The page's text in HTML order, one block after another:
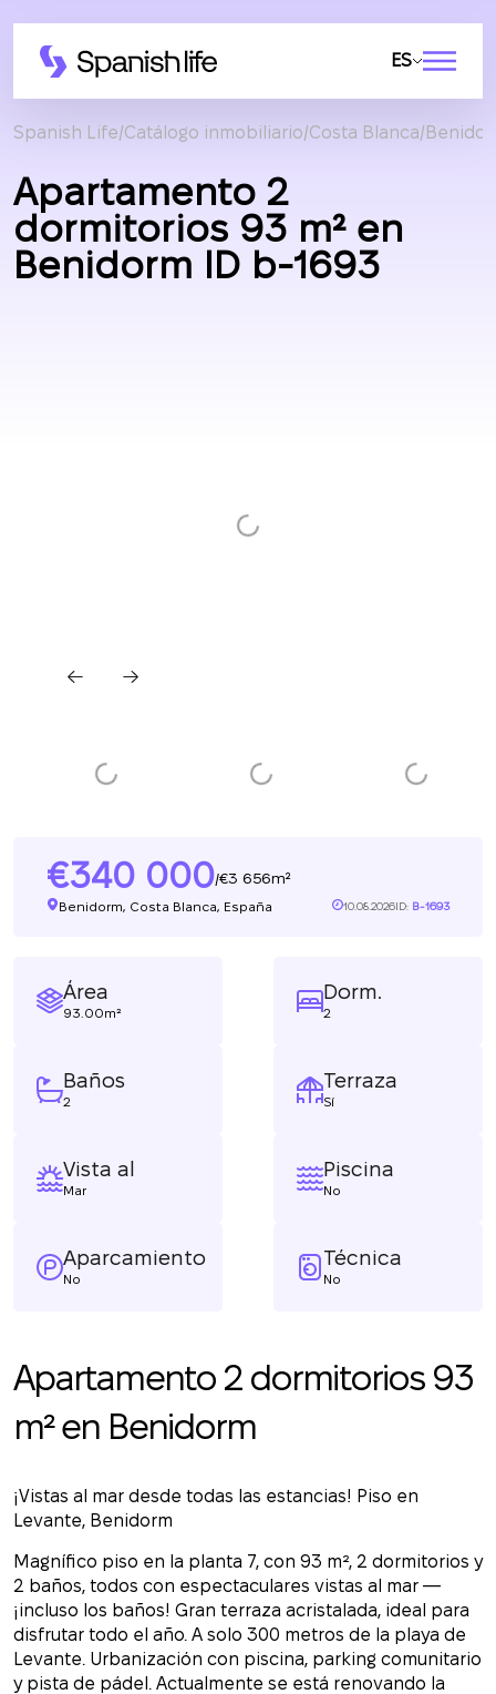
ES
Spanish Life Catálogo inmobiliario Costa Blanca
Apartamento 2
dormitorios 93 m² en
Benidorm ID b-1693
340 000/ 3 656m²
Benidorm, Costa Blanca, España 10.08.2026ID: B-1693
Área
93.00m²
Dorm.
2
Baños
2
Terraza
Sí
Vista al
Mar
Piscina
No
Aparcamiento
No
Técnica
No
Apartamento 2 dormitorios 93
m² en Benidorm
¡Vistas al mar desde todas las estancias! Piso en
Levante, Benidorm
Magnífico piso en la planta 7, con 93 m², 2 dormitorios y
2 baños, todos con espectaculares vistas al mar —
¡incluso los baños! Gran terraza acristalada, ideal para
disfrutar todo el año. A solo 300 metros de la playa de
Levante. Urbanización con piscina, parking comunitario
y pista de pádel. Actualmente se está renovando la